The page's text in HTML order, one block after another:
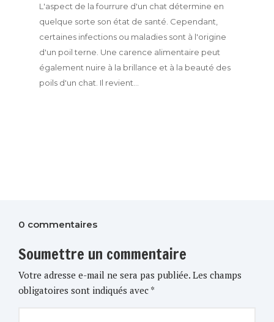
L'aspect de la fourrure d'un chat détermine en
quelque sorte son état de santé. Cependant,
certaines infections ou maladies sont à l'origine
d'un poil terne. Une carence alimentaire peut
également nuire à la brillance et à la beauté des
poils d'un chat. Il revient...
0 commentaires
Soumettre un commentaire
Votre adresse e-mail ne sera pas publiée. Les champs
obligatoires sont indiqués avec *